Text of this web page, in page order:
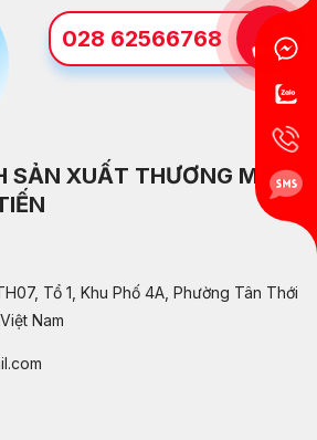
SẢN XUẤT THƯƠNG MẠI
Tổ 1, Khu Phố 4A, Phường Tân Thới
Nam
028 62566768